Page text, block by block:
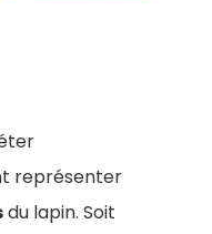
représenter
du lapin. Soit